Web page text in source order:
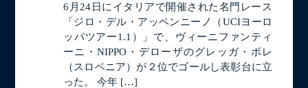
6月24日にイタリアで開催された名門レース
「ジロ・デル・アッペンニーノ（UCIヨーロ
ッパツアー1.1）」で、ヴィーニファンティ
ーニ・NIPPO・デローザのグレッガ・ボレ
（スロベニア）が２位でゴールし表彰台に立
った。 今年 […]